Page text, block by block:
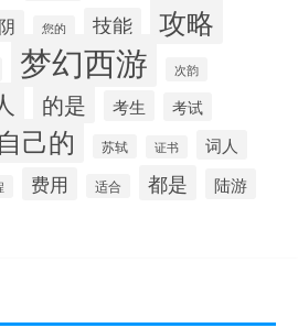
您的 技能 攻略
梦幻西游 次韵
的是 考生 考试
自己的 苏轼 证书 词人
费用 适合 都是 陆游